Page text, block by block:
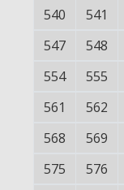
540
541
547
548
554
555
561
562
568
569
575
576